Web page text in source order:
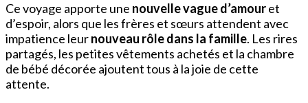
Ce voyage apporte une nouvelle vague d’amouret
d’espoir, alors que les frères et sœurs attendent avec
impatience leurnouveau rôle dans la famille. Les rires
partagés, les petites vêtements achetés et la chambre
de bébé décorée ajoutent tous à la joie de cette
attente.